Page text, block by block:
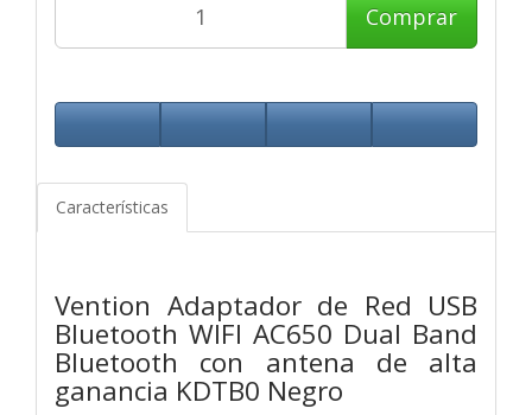
Comprar
Características
Vention Adaptador de Red USB
Bluetooth WIFI AC650 Dual Band
Bluetooth con antena de alta
ganancia KDTB0 Negro